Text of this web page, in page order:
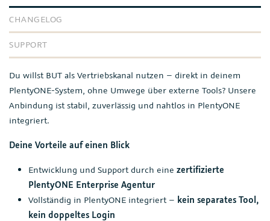
CHANGELOG
SUPPORT
Du willst BUT als Vertriebskanal nutzen – direkt in deinem
PlentyONE-System, ohne Umwege über externe Tools? Unsere
Anbindung ist stabil, zuverlässig und nahtlos in PlentyONE
integriert.
Deine Vorteile auf einen Blick
Entwicklung und Support durch eine zertifizierte
PlentyONE Enterprise Agentur
Vollständig in PlentyONE integriert – kein separates Tool,
kein doppeltes Login